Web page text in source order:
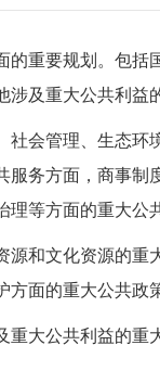
的重要规划。包
及重大公共利益
社会管理、生态
服务方面，商事
等方面的重大公
源和文化资源的
面的重大公共政
重大公共利益的重